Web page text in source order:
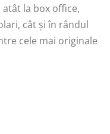
atât la box office,
cât și în rândul
cele mai originale